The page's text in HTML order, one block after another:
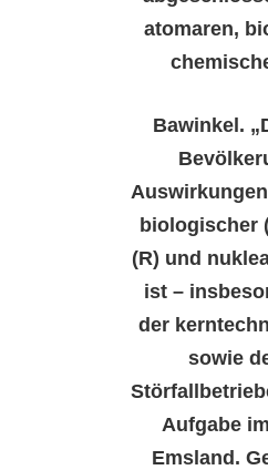
atomaren,
Bawinkel.
biologischer
(R) und
ist –
der
sowie
Aufgabe
Emsland.